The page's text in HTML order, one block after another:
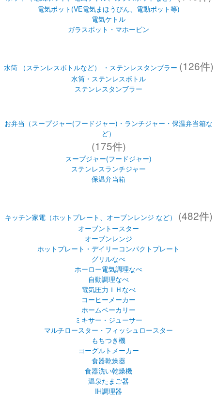
電気ポット(VE電気まほうびん、電動ポット等)
電気ケトル
ガラスポット・マホービン
水筒 （ステンレスボトルなど） ・ステンレスタンブラー (126件)
水筒・ステンレスボトル
ステンレスタンブラー
お弁当（スープジャー(フードジャー)・ランチジャー・保温弁当箱な
ど）
(175件)
スープジャー(フードジャー)
ステンレスランチジャー
保温弁当箱
キッチン家電（ホットプレート、オーブンレンジ など） (482件)
オーブントースター
オーブンレンジ
ホットプレート・デイリーコンパクトプレート
グリルなべ
ホーロー電気調理なべ
自動調理なべ
電気圧力ＩＨなべ
コーヒーメーカー
ホームベーカリー
ミキサー・ジューサー
マルチロースター・フィッシュロースター
もちつき機
ヨーグルトメーカー
食器乾燥器
食器洗い乾燥機
温泉たまご器
IH調理器